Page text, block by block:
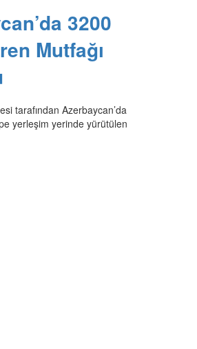
3200
Mutfağı
tarafından Azerbaycan’da
yerleşim yerinde yürütülen